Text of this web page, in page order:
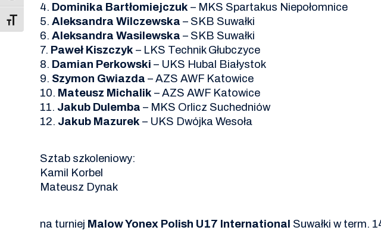
Toggle Font size
4. Dominika Bartłomiejczuk – MKS Spartakus Niepołomnice
5. Aleksandra Wilczewska – SKB Suwałki
6. Aleksandra Wasilewska – SKB Suwałki
7. Paweł Kiszczyk – LKS Technik Głubczyce
8. Damian Perkowski – UKS Hubal Białystok
9. Szymon Gwiazda – AZS AWF Katowice
10. Mateusz Michalik – AZS AWF Katowice
11. Jakub Dulemba – MKS Orlicz Suchedniów
12. Jakub Mazurek – UKS Dwójka Wesoła
Sztab szkoleniowy:
Kamil Korbel
Mateusz Dynak
na turniej Malow Yonex Polish U17 International Suwałki w term.